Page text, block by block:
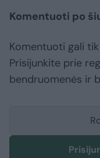
Komentuoti po
Komentuoti gali
Prisijunkite prie
bendruomenės ir